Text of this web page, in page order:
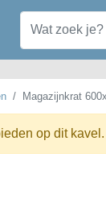
Magazijnkrat
op dit kavel.